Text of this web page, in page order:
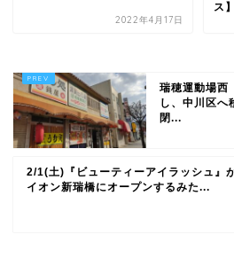
2022年4月17日
ス】
瑞穂運動場西
し、中川区へ
閉...
2/1(土)『ビューティーアイラッシュ』
イオン新瑞橋にオープンするみた...